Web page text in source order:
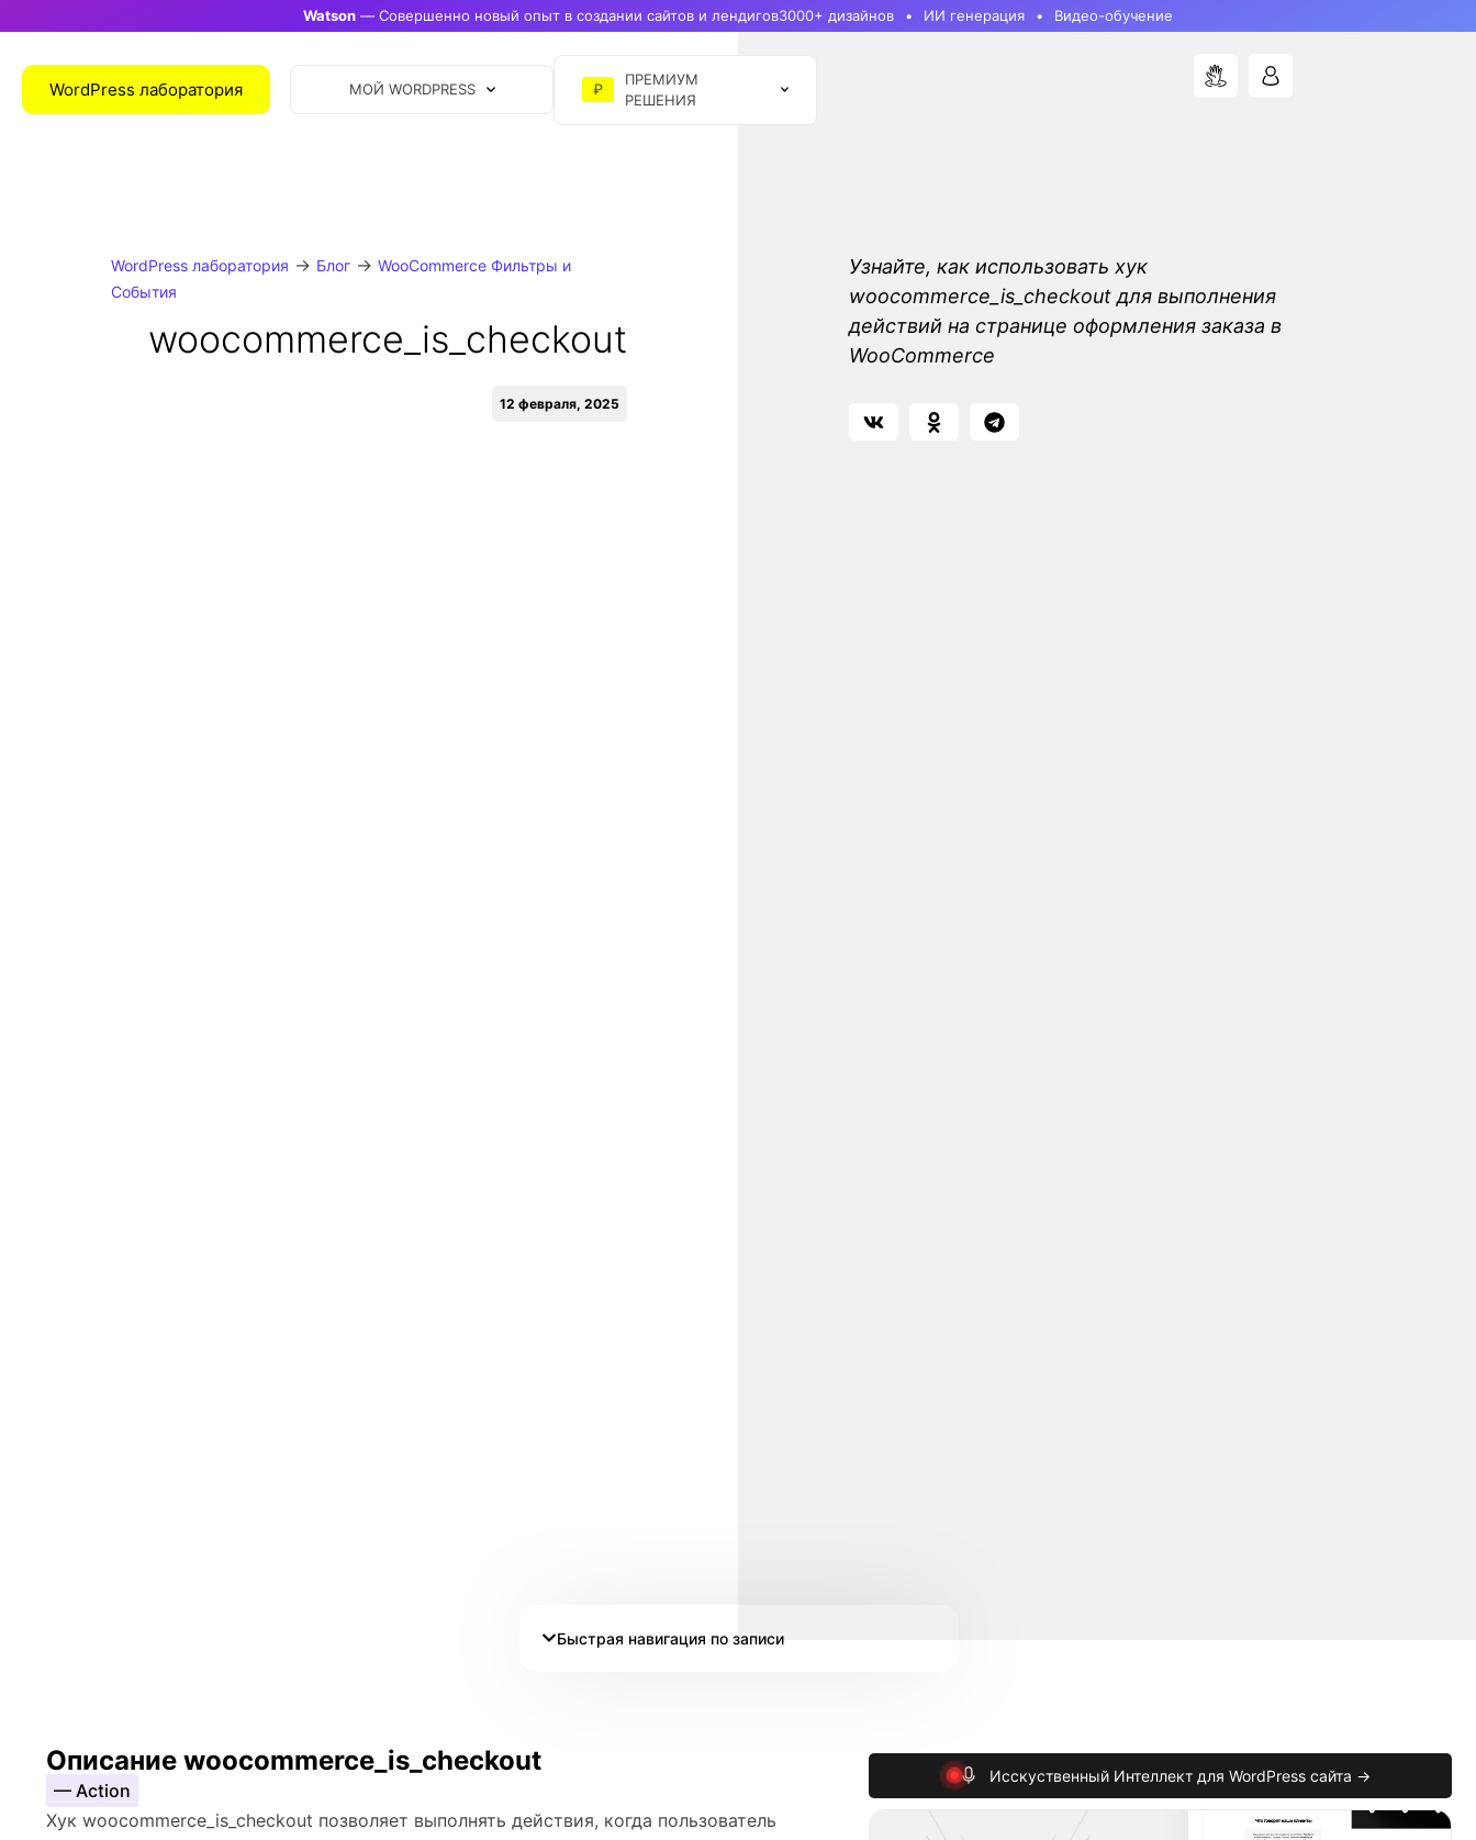
Watson — Совершенно новый опыт в создании сайтов и лендигов3000+ дизайнов ИИ генерация Видео-обучение
WordPress лаборатория МОЙ WORDPRESS ₽
ПРЕМИУМ
РЕШЕНИЯ
WordPress лаборатория → Блог→ WooCommerce Фильтры и
События
woocommerce_is_checkout
12 февраля, 2025
Узнайте, как использовать хук
woocommerce_is_checkout для выполнения
действий на странице оформления заказа в
WooCommerce
Быстрая навигация по записи
Описание woocommerce_is_checkout
— Action
Хук woocommerce_is_checkout позволяет выполнять действия, когда пользователь
Исскуственный Интеллект для WordPress сайта →